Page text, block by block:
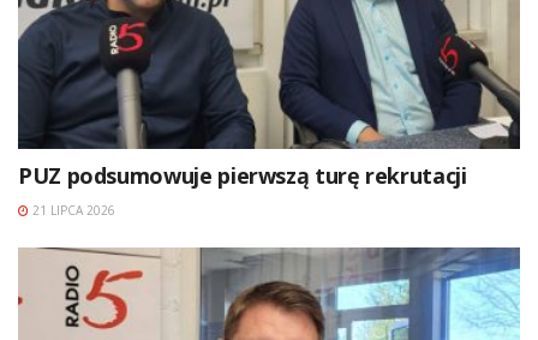
PUZ podsumowuje pierwszą turę rekrutacji
21 LIPCA 2026